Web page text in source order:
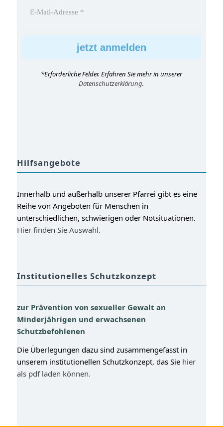
*Erforderliche Felder. Erfahren Sie mehr in unserer
Datenschutzerklärung.
Hilfsangebote
Innerhalb und außerhalb unserer Pfarrei gibt es eine
Reihe von Angeboten für Menschen in
unterschiedlichen, schwierigen oder Notsituationen.
Hier finden Sie Auswahl.
Institutionelles Schutzkonzept
zur Prävention von sexueller Gewalt an
Minderjährigen und erwachsenen
Schutzbefohlenen
Die Überlegungen dazu sind zusammengefasst in
unserem institutionellen Schutzkonzept, das Sie hier
als pdf laden können.